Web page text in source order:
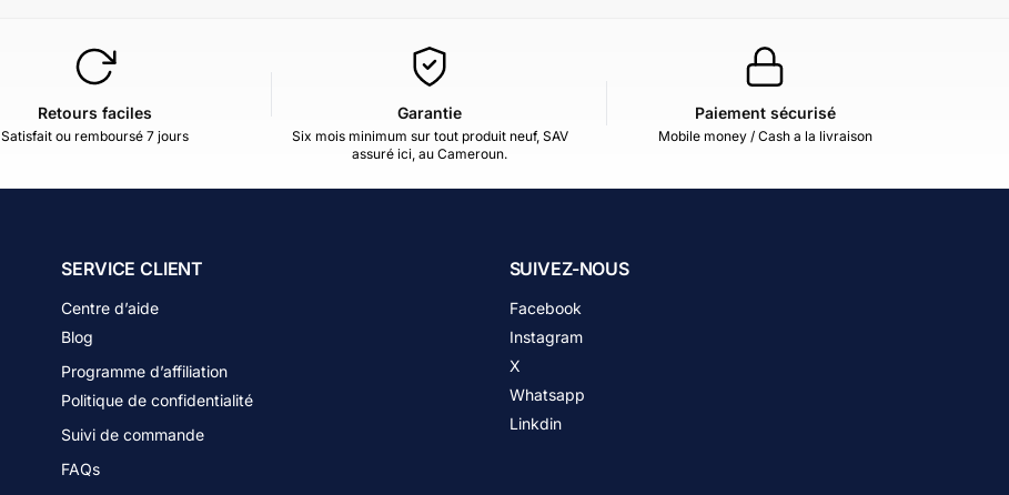
Retours faciles
Satisfait ou remboursé 7 jours
Garantie
Six mois minimum sur tout produit neuf, SAV
assuré ici, au Cameroun.
Paiement sécurisé
Mobile money / Cash a la livraison
SERVICE CLIENT
Centre d’aide
Blog
Programme d’affiliation
Politique de confidentialité
Suivi de commande
FAQs
SUIVEZ-NOUS
Facebook
Instagram
X
Whatsapp
Linkdin